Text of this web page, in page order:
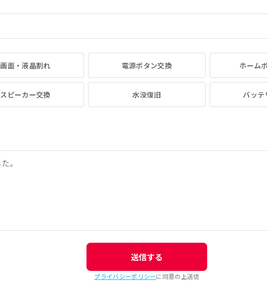
画面・液晶割れ 電源ボタン交換 ホーム
スピーカー交換 水没復旧 バッテ
送信する
プライバシーポリシーに同意の上送信